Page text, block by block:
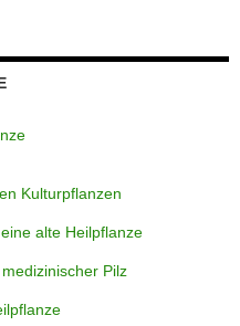
Kulturpflanzen
alte Heilpflanze
Pilz